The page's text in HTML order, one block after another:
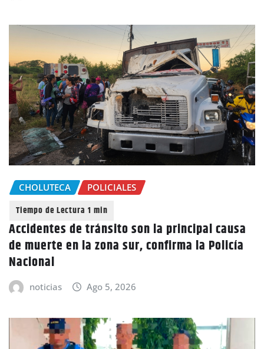
CHOLUTECA POLICIALES
Accidentes de tránsito son la principal causa
de muerte en la zona sur, confirma la Policía
Nacional
noticias Ago 5, 2026